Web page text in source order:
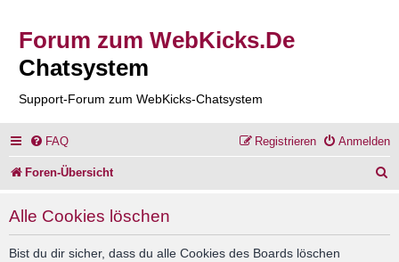
Forum zum WebKicks.De
Chatsystem
Support-Forum zum WebKicks-Chatsystem
FAQ Anmelden
Registrieren
Foren-Übersicht
Alle Cookies löschen
Bist du dir sicher, dass du alle Cookies des Boards löschen